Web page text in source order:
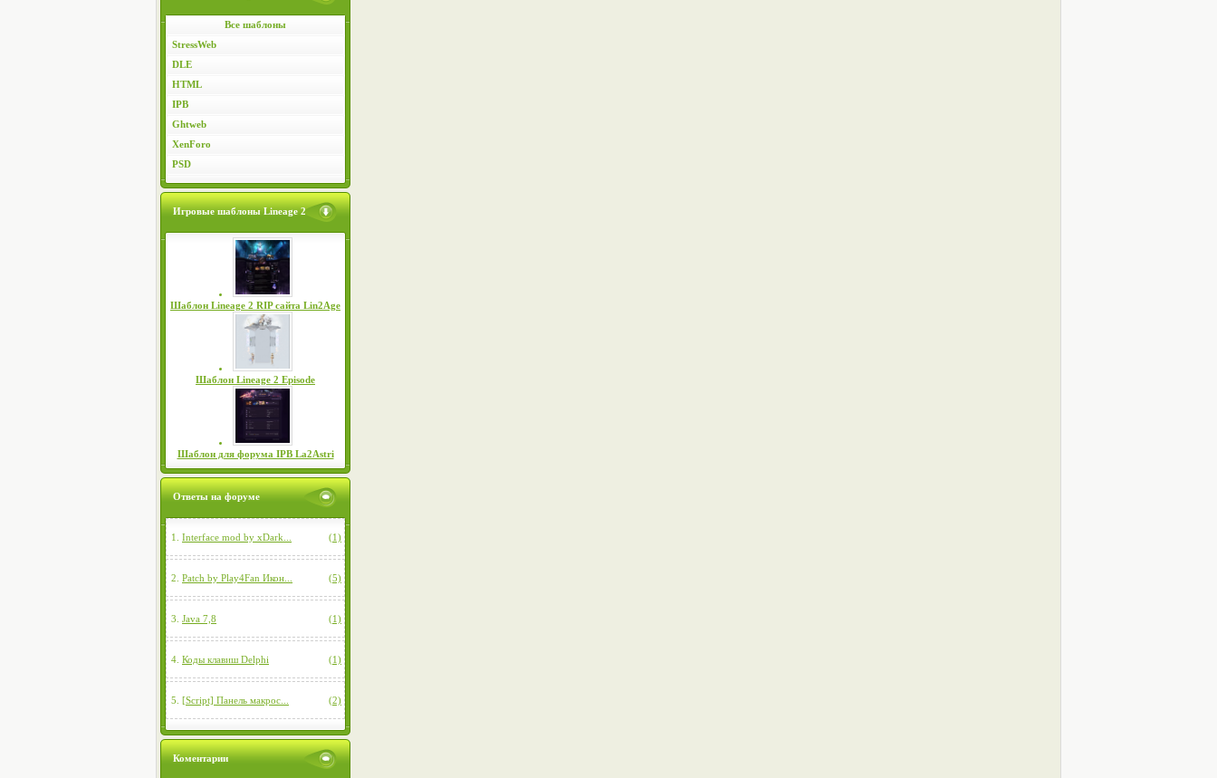
Все шаблоны
StressWeb
DLE
HTML
IPB
Ghtweb
XenForo
PSD
Игровые шаблоны Lineage 2
Шаблон Lineage 2 RIP сайта Lin2Age
Шаблон Lineage 2 Episode
Шаблон для форума IPB La2Astri
Ответы на форуме
1. Interface mod by xDark... (1)
2. Patch by Play4Fan Икон... (5)
3. Java 7,8 (1)
4. Коды клавиш Delphi (1)
5. [Script] Панель макрос... (2)
Коментарии